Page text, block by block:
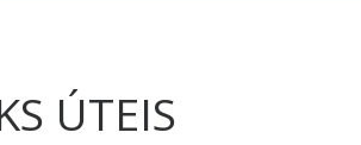
ÚTEIS